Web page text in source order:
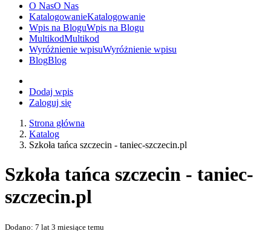
O NasO Nas
KatalogowanieKatalogowanie
Wpis na BloguWpis na Blogu
MultikodMultikod
Wyróżnienie wpisuWyróżnienie wpisu
BlogBlog
Dodaj wpis
Zaloguj się
Strona główna
Katalog
Szkoła tańca szczecin - taniec-szczecin.pl
Szkoła tańca szczecin - taniec-
szczecin.pl
Dodano: 7 lat 3 miesiące temu